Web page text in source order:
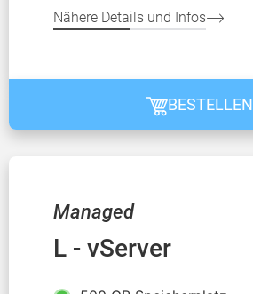
Nähere Details und Infos
BESTELLEN
Managed
L - vServer